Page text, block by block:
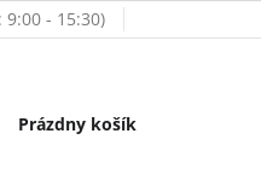
Nákupný
Prázdny košík